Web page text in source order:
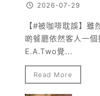
2026-07-29
【#被咖啡耽誤】
啲餐廳依然客人一個
E.A.Two覺...
Read More